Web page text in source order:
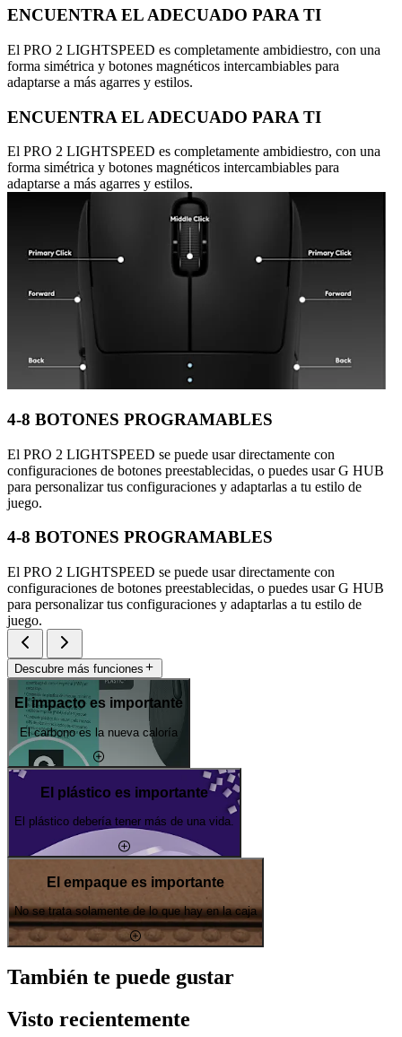
ENCUENTRA EL ADECUADO PARA TI
El PRO 2 LIGHTSPEED es completamente ambidiestro, con una
forma simétrica y botones magnéticos intercambiables para
adaptarse a más agarres y estilos.
ENCUENTRA EL ADECUADO PARA TI
El PRO 2 LIGHTSPEED es completamente ambidiestro, con una
forma simétrica y botones magnéticos intercambiables para
adaptarse a más agarres y estilos.
4-8 BOTONES PROGRAMABLES
El PRO 2 LIGHTSPEED se puede usar directamente con
configuraciones de botones preestablecidas, o puedes usar G HUB
para personalizar tus configuraciones y adaptarlas a tu estilo de
juego.
4-8 BOTONES PROGRAMABLES
El PRO 2 LIGHTSPEED se puede usar directamente con
configuraciones de botones preestablecidas, o puedes usar G HUB
para personalizar tus configuraciones y adaptarlas a tu estilo de
juego.
Descubre más funciones
El impacto es importante
El carbono es la nueva caloría
El plástico es importante
El plástico debería tener más de una vida.
El empaque es importante
No se trata solamente de lo que hay en la caja
También te puede gustar
Visto recientemente